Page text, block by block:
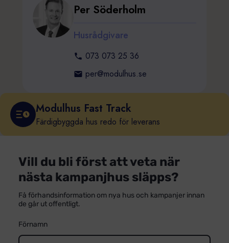
Per Söderholm
Husrådgivare
073 073 25 36
per@modulhus.se
Modulhus Fast Track
Färdigbyggda hus redo för leverans
Vill du bli först att veta när
nästa kampanjhus släpps?
Få förhandsinformation om nya hus och kampanjer innan
de går ut offentligt.
Förnamn